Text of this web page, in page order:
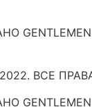
GENTLEMEN
2022. ВСЕ
GENTLEMEN